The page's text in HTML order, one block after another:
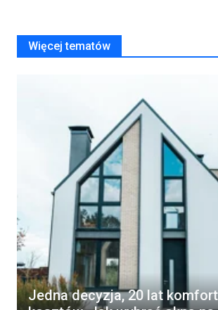
Więcej tematów
Jedna decyzja, 20 lat